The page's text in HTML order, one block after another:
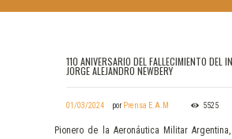
110 ANIVERSARIO DEL FALLECIMIENTO DEL
JORGE ALEJANDRO NEWBERY
01/03/2024 porPrensa E.A.M 5525
Pionero de la Aeronáutica Militar